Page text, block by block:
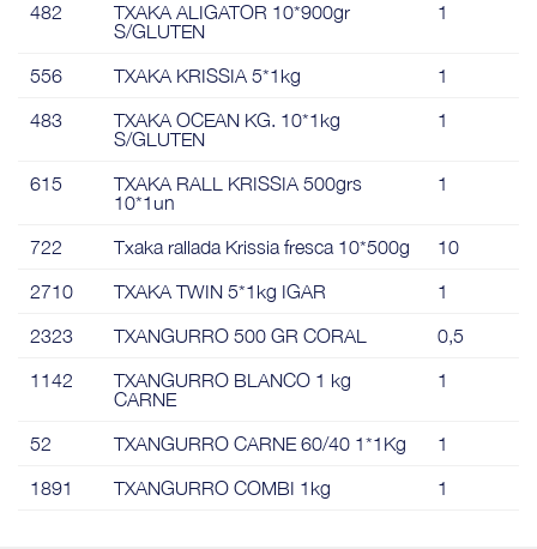
482
TXAKA ALIGATOR 10*900gr
S/GLUTEN
1
556 TXAKA KRISSIA 5*1kg 1
483
TXAKA OCEAN KG. 10*1kg
S/GLUTEN
1
615
TXAKA RALL KRISSIA 500grs
10*1un
1
722 Txaka rallada Krissia fresca 10*500g 10
2710 TXAKA TWIN 5*1kg IGAR 1
2323 TXANGURRO 500 GR CORAL 0,5
1142
TXANGURRO BLANCO 1 kg
CARNE
1
52 TXANGURRO CARNE 60/40 1*1Kg 1
1891 TXANGURRO COMBI 1kg 1